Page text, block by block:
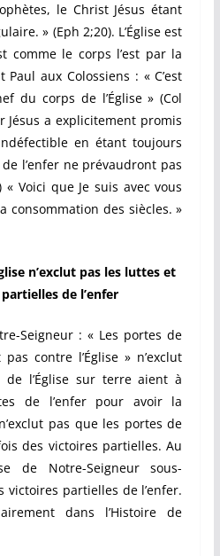
le Christ Jésus étant
» (Eph 2;20). L’Église est
comme le corps l’est par la
aux Colossiens : « C’est
du corps de l’Église » (Col
Jésus a explicitement promis
en étant toujours
l’enfer ne prévaudront pas
Voici que Je suis avec vous
consommation des siècles. »
n’exclut pas les luttes et
de l’enfer
Seigneur : « Les portes de
contre l’Église » n’exclut
l’Église sur terre aient à
de l’enfer pour avoir la
pas que les portes de
des victoires partielles. Au
de Notre-Seigneur sous-
victoires partielles de l’enfer.
dans l’Histoire de